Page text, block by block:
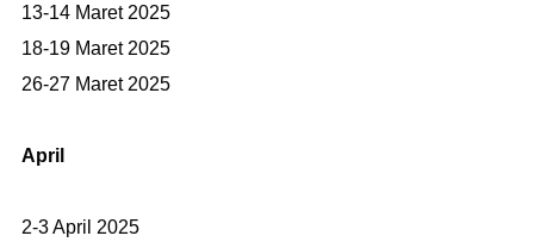
13-14 Maret 2025
18-19 Maret 2025
26-27 Maret 2025
April
2-3 April 2025